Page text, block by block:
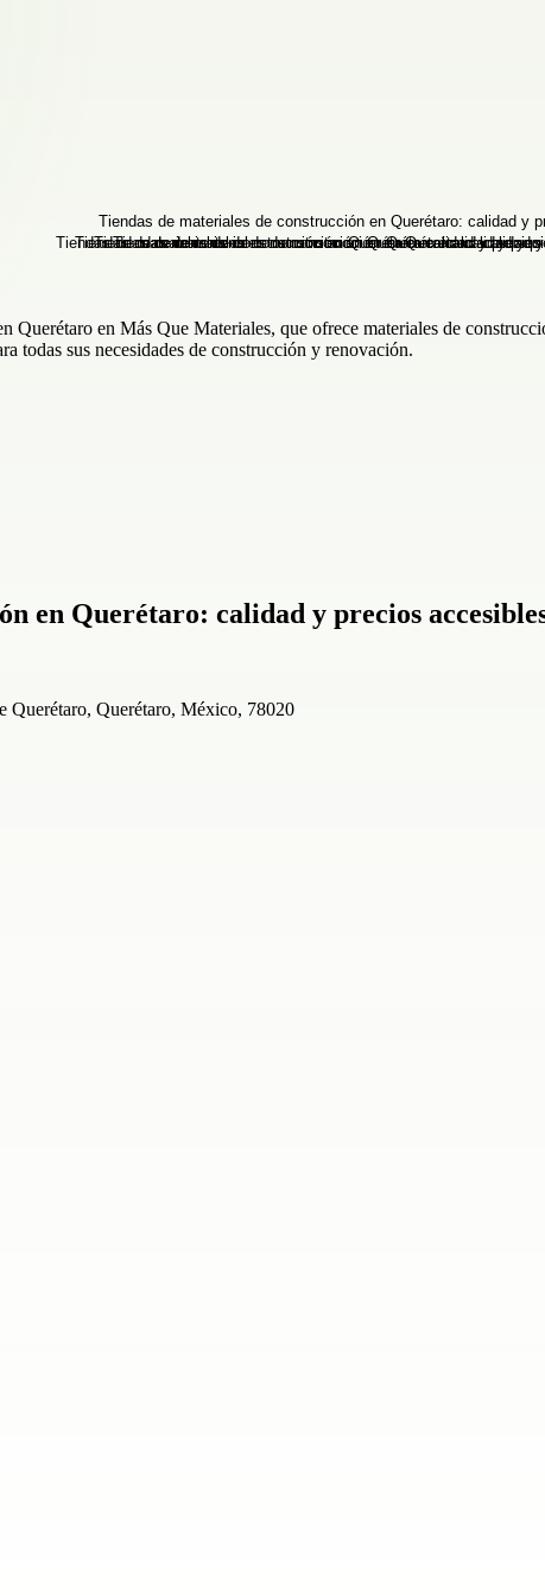
Querétaro en Más Que Materiales, que ofrece materiales de
todas sus necesidades de construcción y renovación.
en Querétaro: calidad y precios
Querétaro, Querétaro, México, 78020